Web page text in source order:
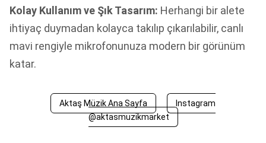
Kolay Kullanım ve Şık Tasarım: Herhangi bir alete
ihtiyaç duymadan kolayca takılıp çıkarılabilir, canlı
mavi rengiyle mikrofonunuza modern bir görünüm
katar.
Aktaş Müzik Ana Sayfa
Instagram
@aktasmuzikmarket